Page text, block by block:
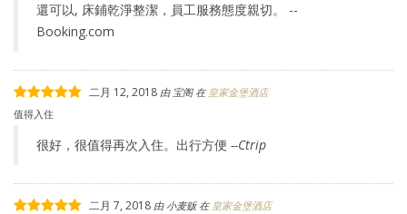
還可以, 床鋪乾淨整潔，員工服務態度親切。 --
Booking.com
二月 12, 2018 由 宝阁在 皇家金堡酒店
值得入住
很好，很值得再次入住。出行方便 --Ctrip
二月 7, 2018 由 小麦贩在 皇家金堡酒店